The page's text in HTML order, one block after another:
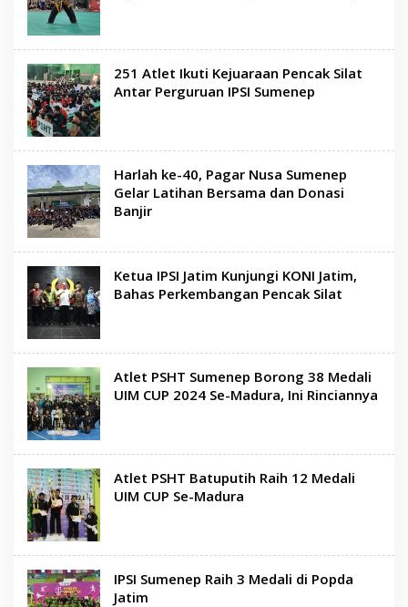
251 Atlet Ikuti Kejuaraan Pencak Silat
Antar Perguruan IPSI Sumenep
Harlah ke-40, Pagar Nusa Sumenep
Gelar Latihan Bersama dan Donasi
Banjir
Ketua IPSI Jatim Kunjungi KONI Jatim,
Bahas Perkembangan Pencak Silat
Atlet PSHT Sumenep Borong 38 Medali
UIM CUP 2024 Se-Madura, Ini Rinciannya
Atlet PSHT Batuputih Raih 12 Medali
UIM CUP Se-Madura
IPSI Sumenep Raih 3 Medali di Popda
Jatim